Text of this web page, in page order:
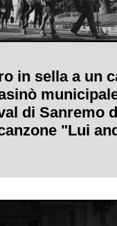
in sella a un
di Sanremo
"Lui